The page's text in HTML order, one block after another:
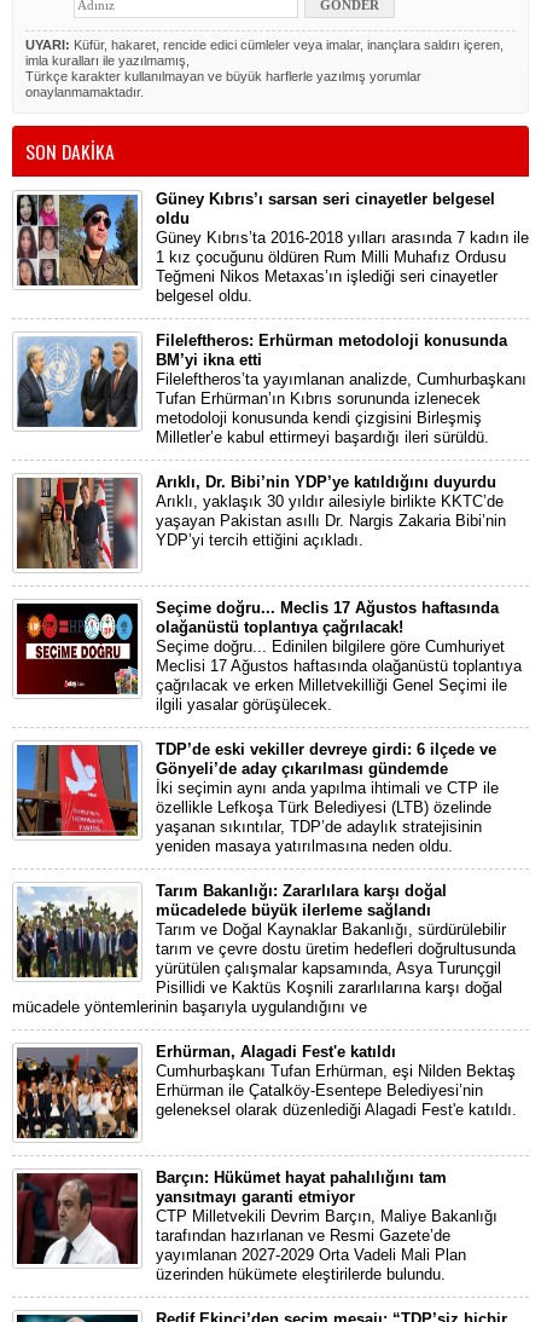
UYARI: Küfür, hakaret, rencide edici cümleler veya imalar, inançlara saldırı içeren,
imla kuralları ile yazılmamış,
Türkçe karakter kullanılmayan ve büyük harflerle yazılmış yorumlar
onaylanmamaktadır.
SON DAKİKA
Güney Kıbrıs’ı sarsan seri cinayetler belgesel
oldu
Güney Kıbrıs’ta 2016-2018 yılları arasında 7 kadın ile
1 kız çocuğunu öldüren Rum Milli Muhafız Ordusu
Teğmeni Nikos Metaxas’ın işlediği seri cinayetler
belgesel oldu.
Fileleftheros: Erhürman metodoloji konusunda
BM’yi ikna etti
Fileleftheros’ta yayımlanan analizde, Cumhurbaşkanı
Tufan Erhürman’ın Kıbrıs sorununda izlenecek
metodoloji konusunda kendi çizgisini Birleşmiş
Milletler’e kabul ettirmeyi başardığı ileri sürüldü.
Arıklı, Dr. Bibi’nin YDP’ye katıldığını duyurdu
Arıklı, yaklaşık 30 yıldır ailesiyle birlikte KKTC’de
yaşayan Pakistan asıllı Dr. Nargis Zakaria Bibi’nin
YDP’yi tercih ettiğini açıkladı.
Seçime doğru... Meclis 17 Ağustos haftasında
olağanüstü toplantıya çağrılacak!
Seçime doğru... Edinilen bilgilere göre Cumhuriyet
Meclisi 17 Ağustos haftasında olağanüstü toplantıya
çağrılacak ve erken Milletvekilliği Genel Seçimi ile
ilgili yasalar görüşülecek.
TDP’de eski vekiller devreye girdi: 6 ilçede ve
Gönyeli’de aday çıkarılması gündemde
İki seçimin aynı anda yapılma ihtimali ve CTP ile
özellikle Lefkoşa Türk Belediyesi (LTB) özelinde
yaşanan sıkıntılar, TDP’de adaylık stratejisinin
yeniden masaya yatırılmasına neden oldu.
Tarım Bakanlığı: Zararlılara karşı doğal
mücadelede büyük ilerleme sağlandı
Tarım ve Doğal Kaynaklar Bakanlığı, sürdürülebilir
tarım ve çevre dostu üretim hedefleri doğrultusunda
yürütülen çalışmalar kapsamında, Asya Turunçgil
Pisillidi ve Kaktüs Koşnili zararlılarına karşı doğal
mücadele yöntemlerinin başarıyla uygulandığını ve
Erhürman, Alagadi Fest'e katıldı
Cumhurbaşkanı Tufan Erhürman, eşi Nilden Bektaş
Erhürman ile Çatalköy-Esentepe Belediyesi’nin
geleneksel olarak düzenlediği Alagadi Fest'e katıldı.
Barçın: Hükümet hayat pahalılığını tam
yansıtmayı garanti etmiyor
CTP Milletvekili Devrim Barçın, Maliye Bakanlığı
tarafından hazırlanan ve Resmi Gazete’de
yayımlanan 2027-2029 Orta Vadeli Mali Plan
üzerinden hükümete eleştirilerde bulundu.